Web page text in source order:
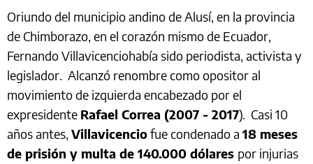
Oriundo del municipio andino de Alusí, en la provincia
de Chimborazo, en el corazón mismo de Ecuador,
Fernando Villavicenciohabía sido periodista, activista y
legislador. Alcanzó renombre como opositor al
movimiento de izquierda encabezado por el
expresidente Rafael Correa (2007 - 2017). Casi 10
años antes, Villavicenciofue condenado a 18 meses
de prisión y multa de 140.000 dólares por injurias